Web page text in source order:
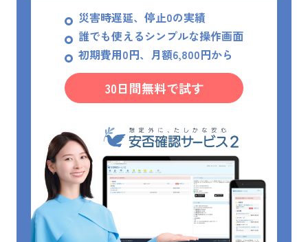
災害時遅延、停止0の実績
誰でも使えるシンプルな操作画面
初期費用0円、月額6,800円から
30日間無料で試す